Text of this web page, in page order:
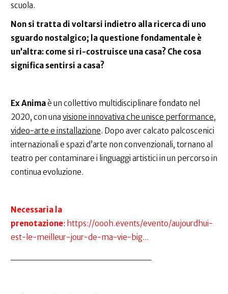
scuola.
Non si tratta di voltarsi indietro alla ricerca di uno
sguardo nostalgico; la questione fondamentale è
un’altra: come si ri-costruisce una casa? Che cosa
significa sentirsi a casa?
Ex Animaè un collettivo multidisciplinare fondato nel
2020, con una visione innovativa che unisce performance,
video-arte e installazione. Dopo aver calcato palcoscenici
internazionali e spazi d’arte non convenzionali, tornano al
teatro per contaminare i linguaggi artistici in un percorso in
continua evoluzione.
Necessaria la
prenotazione: https://oooh.events/evento/aujourdhui-
est-le-meilleur-jour-de-ma-vie-big...